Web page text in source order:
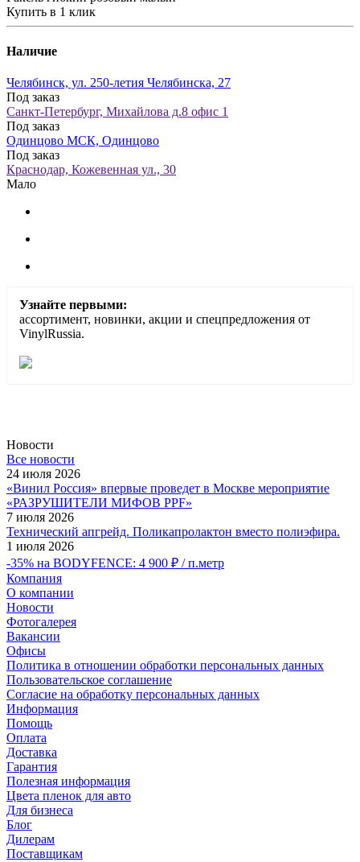
Купить в 1 клик
Наличие
Челябинск, ул. 250-летия Челябинска, 27
Под заказ
Санкт-Петербург, Михайлова д.8 офис 1
Под заказ
Одинцово МСК, Одинцово
Под заказ
Краснодар, Кожевенная ул., 30
Мало
Узнайте первыми:
ассортимент, новинки, акции и спецпредложения от
VinylRussia.
Новости
Все новости
24 июля 2026
«Винил Россия» впервые проведет в Москве мероприятие
«РАЗРУШИТЕЛИ МИФОВ PPF»
7 июля 2026
Технический апгрейд. Поликапролактон вместо полиэфира.
1 июля 2026
-35% на BODYFENCE: 4 900 ₽ / п.метр
Компания
О компании
Новости
Фотогалерея
Вакансии
Офисы
Политика в отношении обработки персональных данных
Пользовательское соглашение
Согласие на обработку персональных данных
Информация
Помощь
Оплата
Доставка
Гарантия
Полезная информация
Цвета пленок для авто
Для бизнеса
Блог
Дилерам
Поставщикам